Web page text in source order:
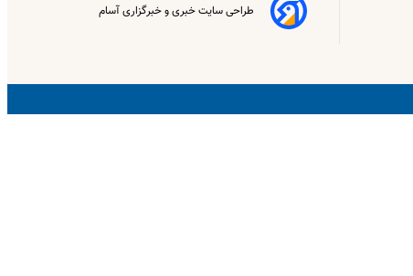
طراحی سایت خبری و خبرگزاری آسام